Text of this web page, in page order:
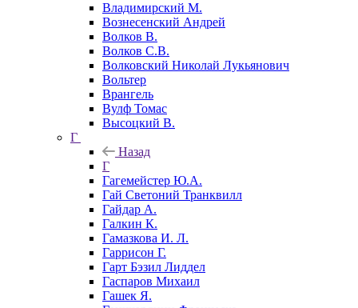
Владимирский М.
Вознесенский Андрей
Волков В.
Волков С.В.
Волковский Николай Лукьянович
Вольтер
Врангель
Вулф Томас
Высоцкий В.
Г
Назад
Г
Гагемейстер Ю.А.
Гай Светоний Транквилл
Гайдар А.
Галкин К.
Гамазкова И. Л.
Гаррисон Г.
Гарт Бэзил Лиддел
Гаспаров Михаил
Гашек Я.